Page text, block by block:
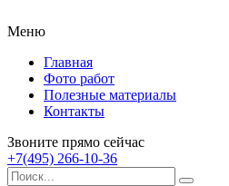
Меню
Главная
Фото работ
Полезные материалы
Контакты
Звоните прямо сейчас
+7(495) 266-10-36